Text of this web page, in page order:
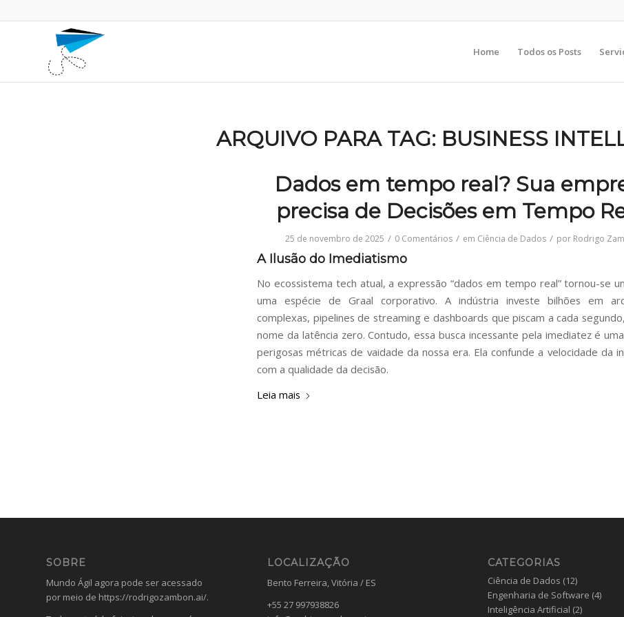
Home Todos os Posts
ARQUIVO PARA TAG: BUSINESS
Dados em tempo real? Sua
precisa de Decisões em Tempo
25 de novembro de 2025 / 0 Comentários / em Ciência de Dados / por Rodrigo
A Ilusão do Imediatismo
No ecossistema tech atual, a expressão “dados em tempo real” tornou-se
uma espécie de Graal corporativo. A indústria investe bilhões em
complexas, pipelines de streaming e dashboards que piscam a cada
nome da latência zero. Contudo, essa busca incessante pela imediatez é
perigosas métricas de vaidade da nossa era. Ela confunde a velocidade da
com a qualidade da decisão.
Leia mais
SOBRE
Mundo Ágil agora pode ser acessado
por meio de https://rodrigozambon.ai/.
LOCALIZAÇÃO
Bento Ferreira, Vitória / ES
+55 27 997938826
CATEGORIAS
Ciência de Dados (12)
Engenharia de Software (4)
Inteligência Artificial (2)